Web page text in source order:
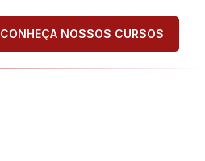
CONHEÇA NOSSOS CURSOS